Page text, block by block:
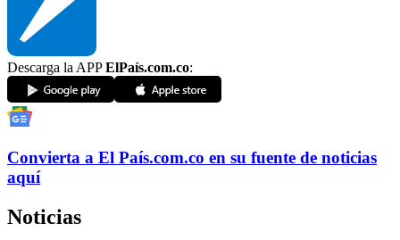
Descarga la APPElPaís.com.co:
Convierta a El País.com.co en su fuente de noticias
aquí
Noticias